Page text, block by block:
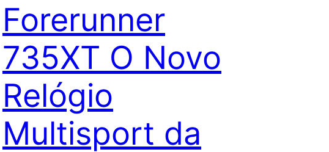
Forerunner
735XT O Novo
Relógio
Multisport da